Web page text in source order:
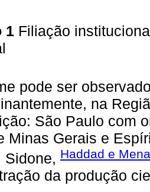
1 Filiação
pode ser
na
São Paulo com
Minas Gerais e
Sidone, Haddad e
da produção